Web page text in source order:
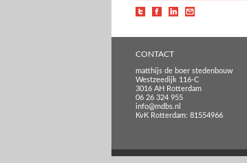
CONTACT
matthijs de boer stedenbouw
Westzeedijk 116-C
3016 AH Rotterdam
06 26 324 955
info@mdbs.nl
KvK Rotterdam: 81554966